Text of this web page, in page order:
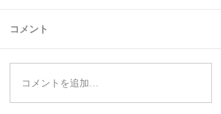
コメント
コメントを追加…